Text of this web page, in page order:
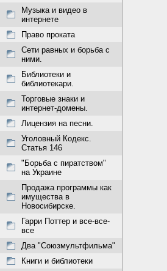
Музыка и видео в
интернете
Право проката
Сети равных и борьба с
ними.
Библиотеки и
библиотекари.
Торговые знаки и
интернет-домены.
Лицензия на песни.
Уголовный Кодекс.
Статья 146
"Борьба с пиратством"
на Украине
Продажа программы как
имущества в
Новосибирске.
Гарри Поттер и все-все-
все
Два "Союзмультфильма"
Книги и библиотеки